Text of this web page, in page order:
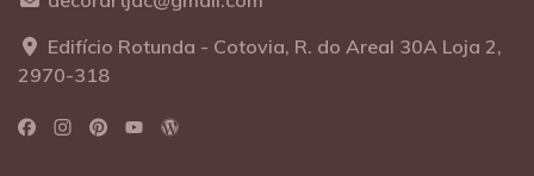
Edifício Rotunda - Cotovia, R. do Areal 30A Loja 2,
2970-318